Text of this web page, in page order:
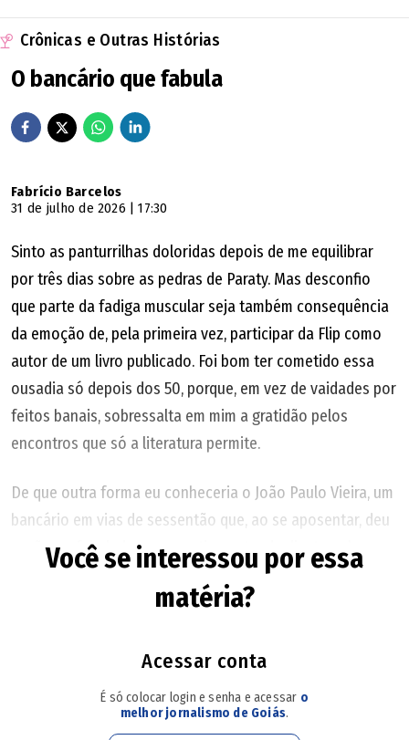
Crônicas e Outras Histórias
O bancário que fabula
Fabrício Barcelos
31 de julho de 2026 | 17:30
Sinto as panturrilhas doloridas depois de me equilibrar
por três dias sobre as pedras de Paraty. Mas desconfio
que parte da fadiga muscular seja também consequência
da emoção de, pela primeira vez, participar da Flip como
autor de um livro publicado. Foi bom ter cometido essa
ousadia só depois dos 50, porque, em vez de vaidades por
feitos banais, sobressalta em mim a gratidão pelos
encontros que só a literatura permite.
De que outra forma eu conheceria o João Paulo Vieira, um
bancário em vias de sessentão que, ao se aposentar, deu
vazão ao fabulador que a rotina entre duplicatas, cheques
e compensações não deixava desabrochar? Que sorte a
nossa que o João encontrou tempo para escrever, porque
incandescentes: externos e sobretudo interiores.
Na sexta-feira, tão logo o sol se escondeu por trás da
Serra da Bocaina, conversei com meu companheiro de
Você se interessou por essa
matéria?
Acessar conta
É só colocar login e senha e acessar o
melhor jornalismo de Goiás.